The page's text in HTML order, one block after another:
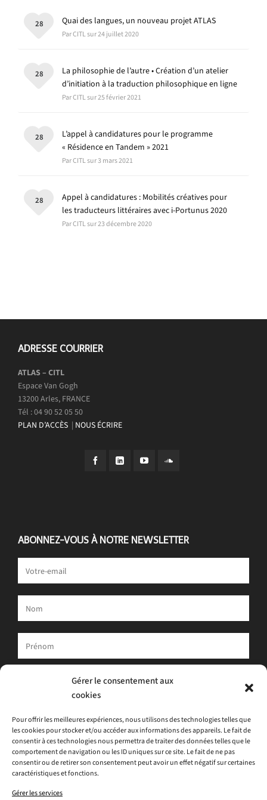
Gérer le consentement aux
cookies
Pour offrir les meilleures expériences, nous utilisons des technologies telles que
les cookies pour stocker et/ou accéder aux informations des appareils. Le fait de
consentir à ces technologies nous permettra de traiter des données telles que le
comportement de navigation ou les ID uniques sur ce site. Le fait de ne pas
consentir ou de retirer son consentement peut avoir un effet négatif sur certaines
caractéristiques et fonctions.
Gérer les services
Quai des langues, un nouveau projet ATLAS
Par CITL sur 24 juillet 2020
28
La philosophie de l’autre • Création d’un atelier
d’initiation à la traduction philosophique en ligne
Par CITL sur 25 février 2021
28
L’appel à candidatures pour le programme
« Résidence en Tandem » 2021
Par CITL sur 3 mars 2021
28
Appel à candidatures : Mobilités créatives pour
les traducteurs littéraires avec i-Portunus 2020
Par CITL sur 23 décembre 2020
28
ADRESSE COURRIER
ATLAS – CITL
Espace Van Gogh
13200 Arles, FRANCE
Tél : 04 90 52 05 50
PLAN D’ACCÈS | NOUS ÉCRIRE
ABONNEZ-VOUS À NOTRE NEWSLETTER
Votre adresse e-mail est uniquement utilisée pour vous envoyer
notre newsletter et des informations sur les activités d'ATLAS.
la newsletter.
J'acceptela politique de confidentialité